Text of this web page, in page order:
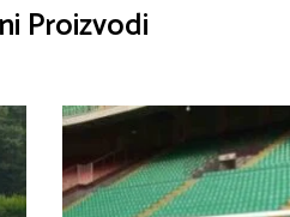
Proizvodi